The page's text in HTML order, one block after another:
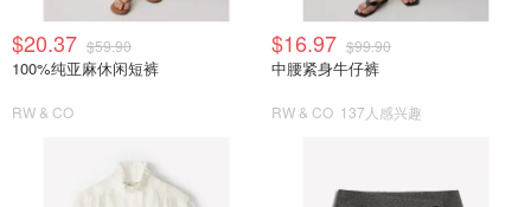
$20.37 $59.90
100%纯亚麻休闲短裤
RW & CO
$16.97 $99.90
中腰紧身牛仔裤
RW & CO 137人感兴趣